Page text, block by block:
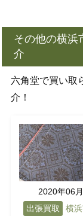
その他の横浜
介
六角堂で買い取
介！
2020年06
出張買取
横